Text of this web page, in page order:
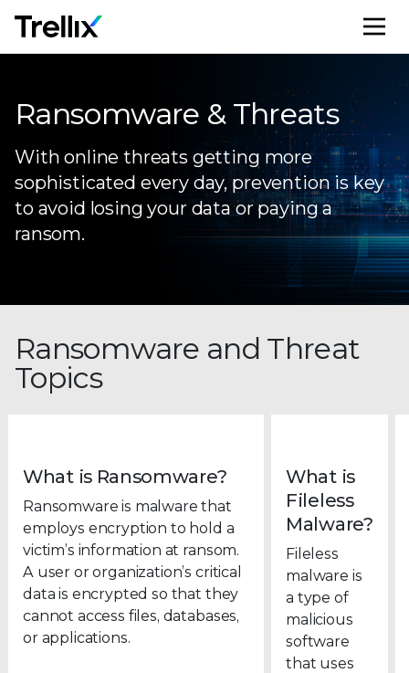
Ransomware & Threats
With online threats getting more
sophisticated every day, prevention is key
to avoid losing your data or paying a
ransom.
Ransomware and Threat
Topics
What is Ransomware?
Ransomware is malware that
employs encryption to hold a
victim’s information at ransom.
A user or organization’s critical
data is encrypted so that they
cannot access files, databases,
or applications.
What is
Fileless
Malware?
Fileless
malware is
a type of
malicious
software
that uses